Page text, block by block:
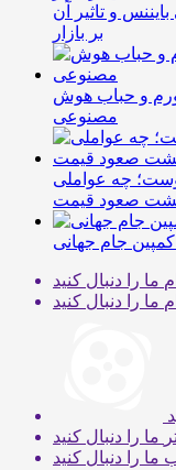
بایننس و تاثیر آن
بر بازار
و حباب هوش
مصنوعی
چه عواملی
ما را دنبال کنید
ما را دنبال کنید
ما را دنبال کنید
ما را دنبال کنید